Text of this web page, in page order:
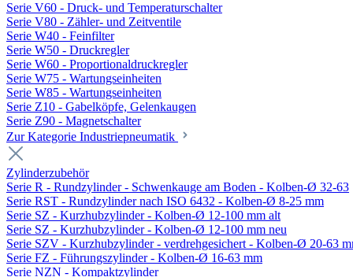
Serie V60 - Druck- und Temperaturschalter
Serie V80 - Zähler- und Zeitventile
Serie W40 - Feinfilter
Serie W50 - Druckregler
Serie W60 - Proportionaldruckregler
Serie W75 - Wartungseinheiten
Serie W85 - Wartungseinheiten
Serie Z10 - Gabelköpfe, Gelenkaugen
Serie Z90 - Magnetschalter
Zur Kategorie Industriepneumatik
Zylinderzubehör
Serie R - Rundzylinder - Schwenkauge am Boden - Kolben-Ø 32-63
Serie RST - Rundzylinder nach ISO 6432 - Kolben-Ø 8-25 mm
Serie SZ - Kurzhubzylinder - Kolben-Ø 12-100 mm alt
Serie SZ - Kurzhubzylinder - Kolben-Ø 12-100 mm neu
Serie SZV - Kurzhubzylinder - verdrehgesichert - Kolben-Ø 20-63
Serie FZ - Führungszylinder - Kolben-Ø 16-63 mm
Serie NZN - Kompaktzylinder